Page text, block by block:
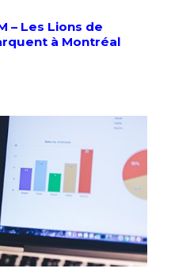
– Les Lions de
à Montréal